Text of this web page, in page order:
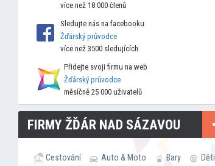
více než 18 000 členů
Sledujte nás na facebooku
Žďárský průvodce
více než 3500 sledujících
Přidejte svoji firmu na web
Žďárský průvodce
měsíčně 25 000 uživatelů
FIRMY ŽĎÁR NAD SÁZAVOU
Cestování Auto & Moto Bary
Děti